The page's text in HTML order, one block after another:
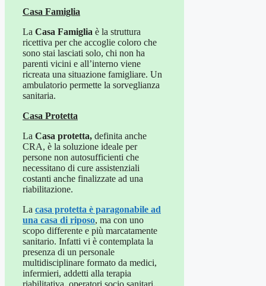
Casa Famiglia
La Casa Famiglia è la struttura
ricettiva per che accoglie coloro che
sono stai lasciati solo, chi non ha
parenti vicini e all’interno viene
ricreata una situazione famigliare. Un
ambulatorio permette la sorveglianza
sanitaria.
Casa Protetta
La Casa protetta, definita anche
CRA, è la soluzione ideale per
persone non autosufficienti che
necessitano di cure assistenziali
costanti anche finalizzate ad una
riabilitazione.
La casa protetta è paragonabile ad
una casa di riposo, ma con uno
scopo differente e più marcatamente
sanitario. Infatti vi è contemplata la
presenza di un personale
multidisciplinare formato da medici,
infermieri, addetti alla terapia
riabilitativa, operatori socio sanitari,